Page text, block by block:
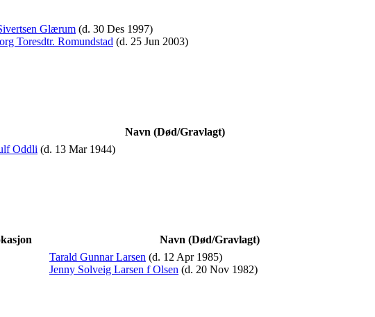
Glærum (d. 30 Des 1997)
Toresdtr. Romundstad (d. 25 Jun 2003)
Navn (Død/Gravlagt)
Oddli (d. 13 Mar 1944)
Navn (Død/Gravlagt)
Tarald Gunnar Larsen (d. 12 Apr 1985)
Jenny Solveig Larsen f Olsen (d. 20 Nov 1982)